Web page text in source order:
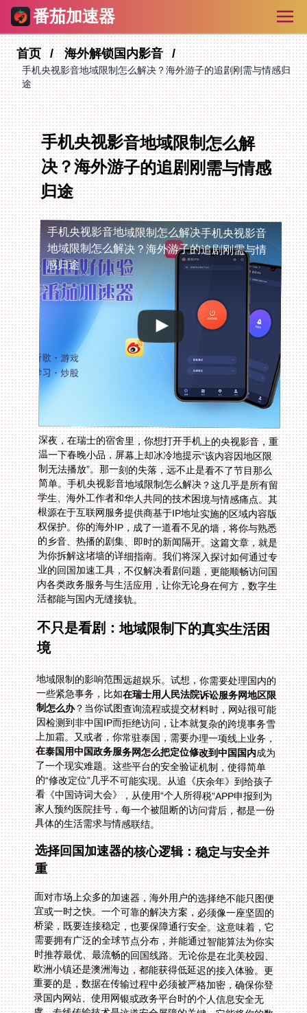
番茄加速器
首页 海外解锁国内影音
手机央视影音地域限制怎么解决？海外游子的追剧刚需与情感归
途
手机央视影音地域限制怎么解
决？海外游子的追剧刚需与情感
归途
手机央视影音地域限制怎么解决手机央视影音
地域限制怎么解决？海外游子的追剧刚需与情
感归途
深夜，在瑞士的宿舍里，你想打开手机上的央视影音，重
温一下春晚小品，屏幕上却冰冷地提示“该内容因地区限
制无法播放”。那一刻的失落，远不止是看不了节目那么
简单。手机央视影音地域限制怎么解决？这几乎是所有留
学生、海外工作者和华人共同的技术困境与情感痛点。其
根源在于互联网服务提供商基于IP地址实施的区域内容版
权保护。你的海外IP，成了一道看不见的墙，将你与熟悉
的乡音、热播的剧集、即时的新闻隔开。这篇文章，就是
为你拆解这堵墙的详细指南。我们将深入探讨如何通过专
业的回国加速工具，不仅解决看剧问题，更能顺畅访问国
内各类政务服务与生活应用，让你无论身在何方，数字生
活都能与国内无缝接轨。
不只是看剧：地域限制下的真实生活困
境
地域限制的影响范围远超娱乐。试想，你需要处理国内的
一些紧急事务，比如在瑞士用人民法院诉讼服务网地区限
制怎么办？当你试图查询流程或提交材料时，网站很可能
因检测到非中国IP而拒绝访问，让本就复杂的跨境事务雪
上加霜。又或者，你常驻泰国，需要办理一项线上业务，
在泰国用中国政务服务网怎么把定位修改到中国国内成为
了一个现实难题。这些平台的安全验证机制，使得简单
的“修改定位”几乎不可能实现。从追《庆余年》到给孩子
看《中国诗词大会》，从使用“个人所得税”APP申报到为
家人预约医院挂号，每一个被阻断的访问背后，都是一份
具体的生活需求与情感联结。
选择回国加速器的核心逻辑：稳定与安全并
重
面对市场上众多的加速器，海外用户的选择绝不能只图便
宜或一时之快。一个可靠的解决方案，必须像一座坚固的
桥梁，既要连接稳定，也要保障通行安全。这意味着，它
需要拥有广泛的全球节点分布，并能通过智能算法为你实
时推荐最优、最流畅的回国线路。无论你是在北美校园、
欧洲小镇还是澳洲海边，都能获得低延迟的接入体验。更
重要的是，数据在传输过程中必须被严格加密，确保你登
录国内网站、使用网银或政务平台时的个人信息安全无
虞。专线传输技术是这道安全屏障的关键，它能将你的数